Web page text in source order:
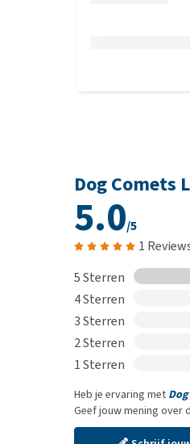
Dog Comets
5.0/5
1
5 Sterren
4 Sterren
3 Sterren
2 Sterren
1 Sterren
Heb je ervaring met
Geef jouw mening over